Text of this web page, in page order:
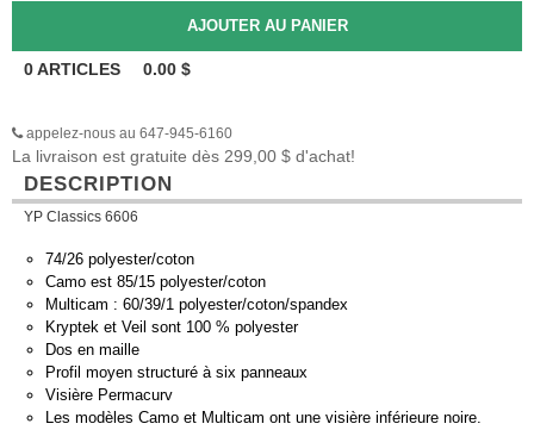
0ARTICLES 0.00 $
appelez-nous au 647-945-6160
La livraison est gratuite dès 299,00 $ d'achat!
DESCRIPTION
YP Classics 6606
74/26 polyester/coton
Camo est 85/15 polyester/coton
Multicam : 60/39/1 polyester/coton/spandex
Kryptek et Veil sont 100 % polyester
Dos en maille
Profil moyen structuré à six panneaux
Visière Permacurv
Les modèles Camo et Multicam ont une visière inférieure noire.